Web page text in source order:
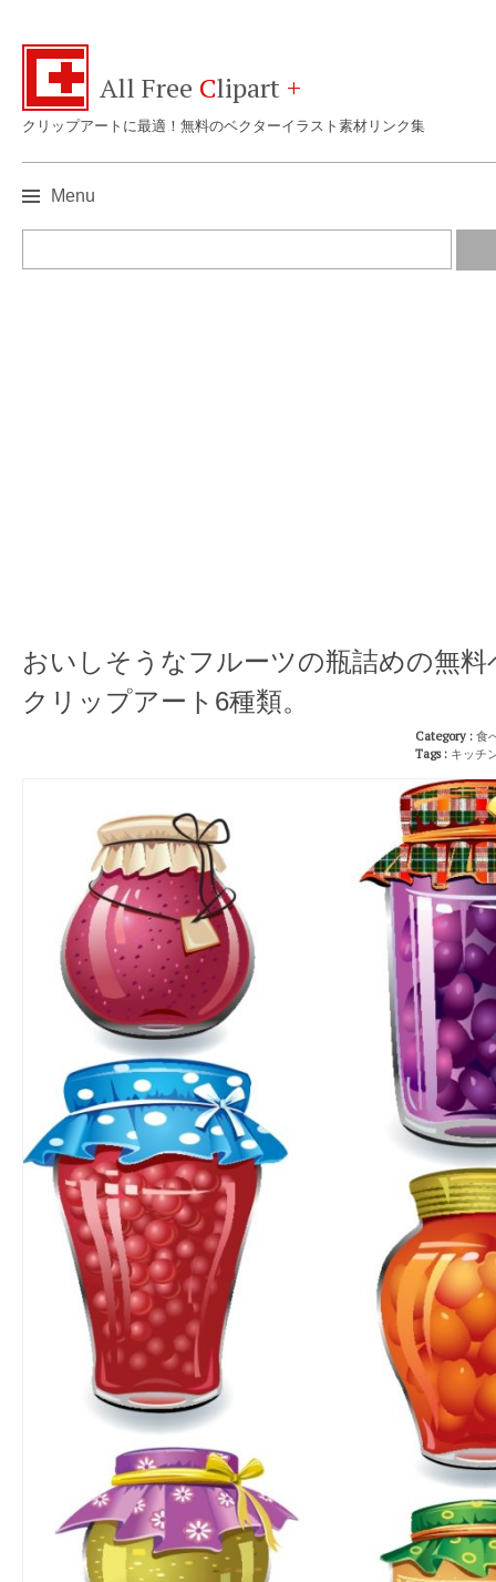
All Free Clipart +
クリップアートに最適！無料のベクターイラスト素材リンク集
Menu
おいしそうなフルーツの瓶詰めの無料
クリップアート6種類。
Category : 食
Tags : キッチ